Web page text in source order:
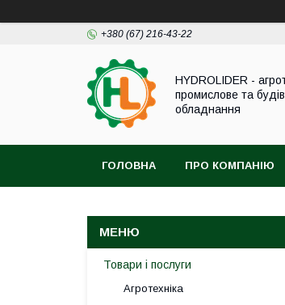
+380 (67) 216-43-22
HYDROLIDER -
промислове та
обладнання
ГОЛОВНА ПРО КОМПАНІЮ
Товари і послуги
Агротехніка